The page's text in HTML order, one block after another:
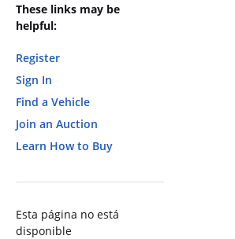
These links may be
helpful:
Register
Sign In
Find a Vehicle
Join an Auction
Learn How to Buy
Esta página no está
disponible